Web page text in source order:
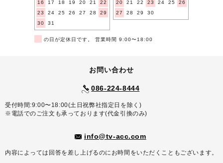
16
17 18 19 20 21
22
23
24 25 26 27 28
29
30
31
20
21 22 23 24 25
26
27
28 29 30
の日が定休日です。 営業時間 9:00〜18:00
お問い合わせ
086-224-8444
受付時間:9:00〜18:00(土日祝弊社指定日を除く)
※電話でのご注文も承っております(代金引換のみ)
info@tv-acc.com
内容によっては回答を差し上げるのにお時間をいただくこともございます。